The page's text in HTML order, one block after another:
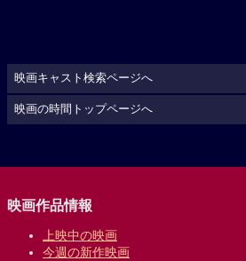
映画キャスト検索ページへ
映画の時間トップページへ
映画作品情報
上映中の映画
今週の新作映画